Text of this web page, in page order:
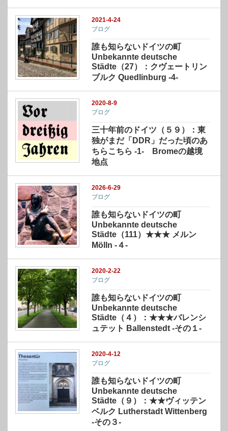
2021-4-24
ブログ
誰も知らないドイツの町
Unbekannte deutsche
Städte（27）：クヴェートリン
ブルク Quedlinburg -4-
2020-8-9
ブログ
三十年前のドイツ（５９）：東
独がまだ「DDR」だった頃のあ
ちらこちら -1- Bromeの越境
地点
2026-6-29
ブログ
誰も知らないドイツの町
Unbekannte deutsche
Städte（111）★★★ メルン
Mölln -４-
2020-2-22
ブログ
誰も知らないドイツの町
Unbekannte deutsche
Städte（４）：★★★バレンシ
ュテット Ballenstedt -その１-
2020-4-12
ブログ
誰も知らないドイツの町
Unbekannte deutsche
Städte（９）：★★ヴィッテン
ベルク Lutherstadt Wittenberg
-その３-